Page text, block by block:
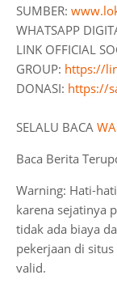
SUMBER:
WHATSAPP
LINK OFFICIAL
GROUP: https://
DONASI: https://
SELALU BACA
Baca Berita
Warning: Hati-
karena sejatinya
tidak ada biaya
pekerjaan di
valid.